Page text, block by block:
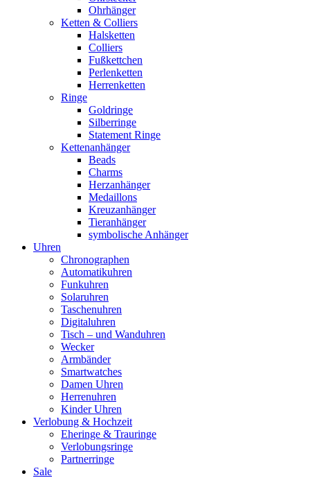
Ohrhänger
Ketten & Colliers
Halsketten
Colliers
Fußkettchen
Perlenketten
Herrenketten
Ringe
Goldringe
Silberringe
Statement Ringe
Kettenanhänger
Beads
Charms
Herzanhänger
Medaillons
Kreuzanhänger
Tieranhänger
symbolische Anhänger
Uhren
Chronographen
Automatikuhren
Funkuhren
Solaruhren
Taschenuhren
Digitaluhren
Tisch – und Wanduhren
Wecker
Armbänder
Smartwatches
Damen Uhren
Herrenuhren
Kinder Uhren
Verlobung & Hochzeit
Eheringe & Trauringe
Verlobungsringe
Partnerringe
Sale